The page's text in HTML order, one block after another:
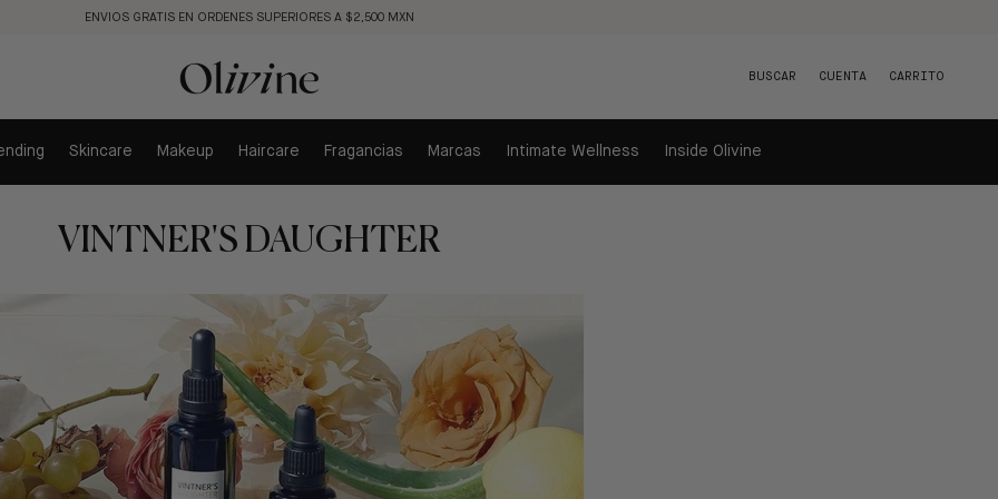
ENVIOS GRATIS EN ORDENES SUPERIORES A $2,500 MXN
BUSCAR CUENTA CARRITO
Skincare Makeup Haircare Fragancias Marcas Intimate Wellness Inside Olivine
VINTNER'S DAUGHTER